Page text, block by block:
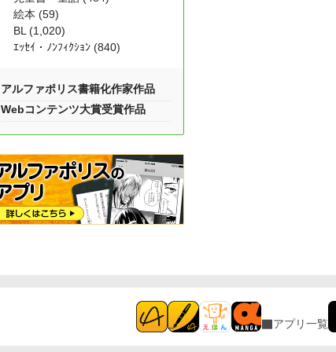
絵本 (59)
BL (1,020)
ｴｯｾｲ・ﾉﾝﾌｨｸｼｮﾝ (840)
アルファポリス書籍化作家作品
Webコンテンツ大賞受賞作品
アプリ一覧